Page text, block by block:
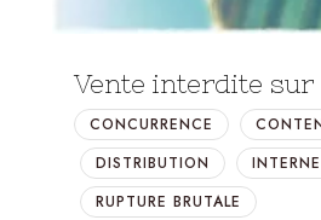
Vente interdite
CONCURRENCE
DISTRIBUTION
RUPTURE BRUTALE